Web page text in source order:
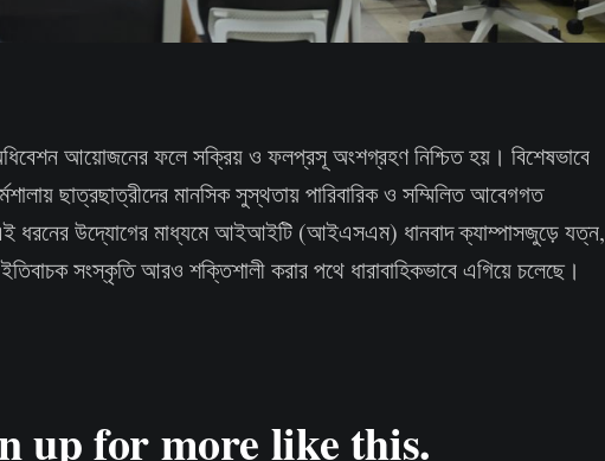
আয়োজনের ফলে সক্রিয় ও ফলপ্রসূ অংশগ্রহণ নিশ্চিত হয়। বিশেষভাবে
ছাত্রছাত্রীদের মানসিক সুস্থতায় পারিবারিক ও সম্মিলিত আবেগগত
ধরনের উদ্যোগের মাধ্যমে আইআইটি (আইএসএম) ধানবাদ ক্যাম্পাসজুড়ে যত্ন,
সংস্কৃতি আরও শক্তিশালী করার পথে ধারাবাহিকভাবে এগিয়ে চলেছে।
up for more like this.